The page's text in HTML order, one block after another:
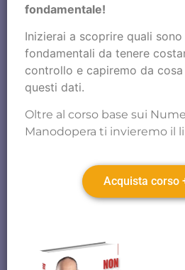
fondamentale!
Inizierai a scoprire quali sono
fondamentali da tenere
controllo e capiremo da
questi dati.
Oltre al corso base sui
Manodopera ti invieremo il
Acquista corso